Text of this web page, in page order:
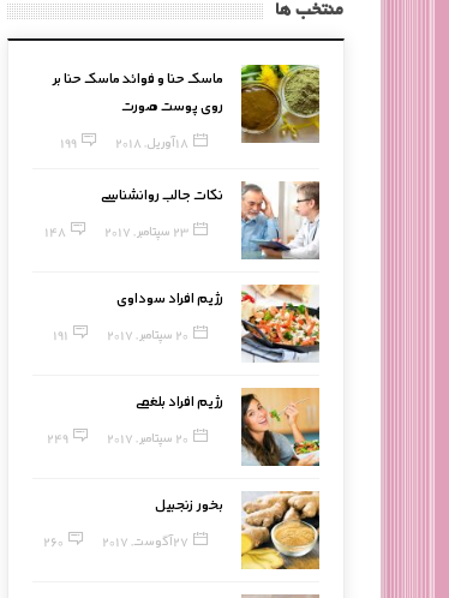
منتخب ها
ماسک حنا و فوائد ماسک حنا بر
روی پوست صورت
18 آوریل, 2018 199
نکات جالب روانشناسی
23 سپتامبر, 2017 148
رژیم افراد سوداوی
20 سپتامبر, 2017 191
رژیم افراد بلغمی
20 سپتامبر, 2017 249
بخور زنجبیل
27 آگوست, 2017 260